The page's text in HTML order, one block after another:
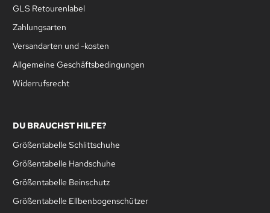
GLS Retourenlabel
Zahlungsarten
Versandarten und -kosten
Allgemeine Geschäftsbedingungen
Widerrufsrecht
DU BRAUCHST HILFE?
Größentabelle Schlittschuhe
Größentabelle Handschuhe
Größentabelle Beinschutz
Größentabelle Ellbenbogenschützer